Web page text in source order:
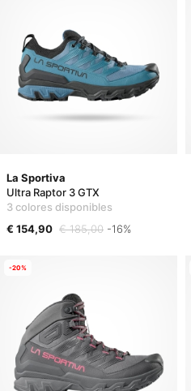
La Sportiva
Ultra Raptor 3 GTX
3 colores disponibles
€ 154,90 € 185,00 -16%
-20%